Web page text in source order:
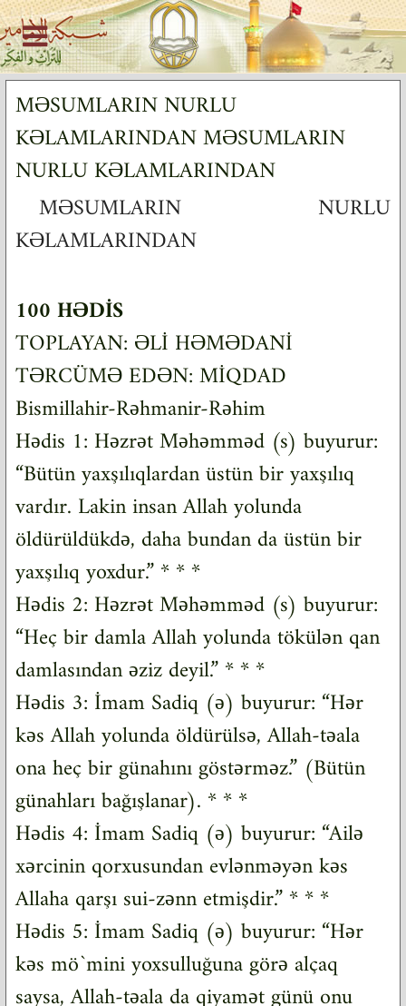
MƏSUMLARIN NURLU
KƏLAMLARINDAN MƏSUMLARIN
NURLU KƏLAMLARINDAN
MƏSUMLARIN NURLU
KƏLAMLARINDAN
100 HƏDİS
TOPLAYAN: ƏLİ HƏMƏDANİ
TƏRCÜMƏ EDƏN: MİQDAD
Bismillahir-Rəhmanir-Rəhim
Hədis 1: Həzrət Məhəmməd (s) buyurur:
“Bütün yaxşılıqlardan üstün bir yaxşılıq
vardır. Lakin insan Allah yolunda
öldürüldükdə, daha bundan da üstün bir
yaxşılıq yoxdur.” * * *
Hədis 2: Həzrət Məhəmməd (s) buyurur:
“Heç bir damla Allah yolunda tökülən qan
damlasından əziz deyil.” * * *
Hədis 3: İmam Sadiq (ə) buyurur: “Hər
kəs Allah yolunda öldürülsə, Allah-təala
ona heç bir günahını göstərməz.” (Bütün
günahları bağışlanar). * * *
Hədis 4: İmam Sadiq (ə) buyurur: “Ailə
xərcinin qorxusundan evlənməyən kəs
Allaha qarşı sui-zənn etmişdir.” * * *
Hədis 5: İmam Sadiq (ə) buyurur: “Hər
kəs mö`mini yoxsulluğuna görə alçaq
saysa, Allah-təala da qiyamət günü onu